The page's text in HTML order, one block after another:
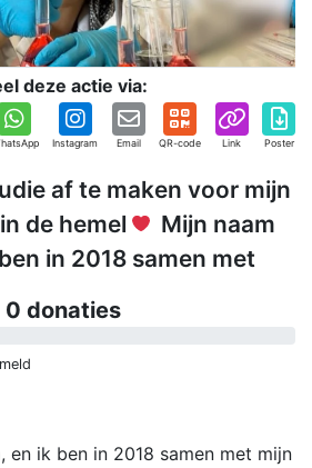
deze actie via:
Instagram Email QR-code Link Poster
af te maken voor mijn
de hemel
Mijn naam
in 2018 samen met
0 donaties
en ik ben in 2018 samen met mijn